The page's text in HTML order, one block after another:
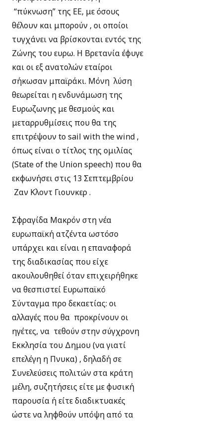
“πύκνωση” της ΕΕ, με όσους
θέλουν και μπορούν , οι οποίοι
τυγχάνει να βρίσκονται εντός της
Ζώνης του ευρω. Η Βρετανία έφυγε
και οι εξ ανατολών εταίροι
σήκωσαν μπαϊράκι. Μόνη λύση
θεωρείται η ενδυνάμωση της
Ευρωζωνης με θεσμούς και
μεταρρυθμίσεις που θα της
επιτρέψουν to sail with the wind ,
όπως είναι ο τίτλος της ομιλίας
(State of the Union speech) που θα
εκφωνήσει στις 13 Σεπτεμβρίου
Ζαν Κλοντ Γιουνκερ .
Σφραγίδα Μακρόν στη νέα
ευρωπαϊκή ατζέντα ωστόσο
υπάρχει και είναι η επαναφορά
της διαδικασίας που είχε
ακουλουθηθεί όταν επιχειρήθηκε
να θεσπιστεί Ευρωπαϊκό
Σύνταγμα προ δεκαετίας: οι
αλλαγές που θα προκρίνουν οι
ηγέτες, να τεθούν στην σύγχρονη
Εκκλησία του Δημου (να γιατί
επελέγη η Πνυκα) , δηλαδή σε
Συνελεύσεις πολιτών στα κράτη
μέλη, συζητήσεις είτε με φυσική
παρουσία ή είτε διαδικτυακές
ώστε να ληφθούν υπόψη από τα